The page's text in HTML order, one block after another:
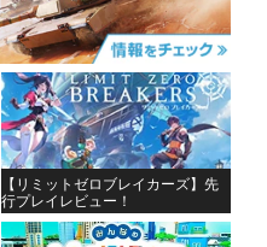
【リミットゼロブレイカーズ】先
行プレイレビュー！